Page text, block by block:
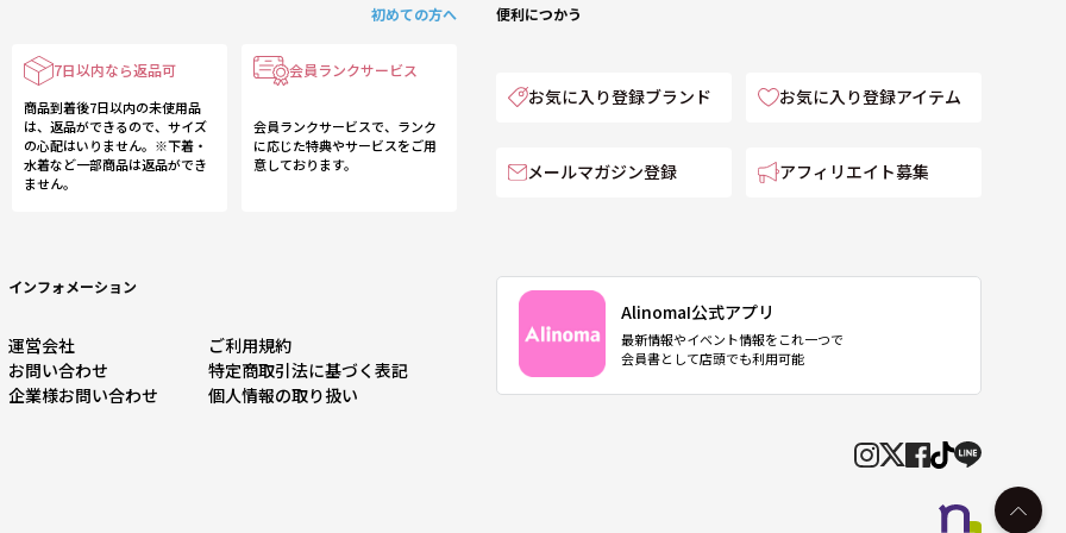
初めての方へ
7日以内なら返品可
商品到着後7日以内の未使用品
は、返品ができるので、サイズ
の心配はいりません。※下着・
水着など一部商品は返品ができ
ません。
会員ランクサービス
会員ランクサービスで、ランク
に応じた特典やサービスをご用
意しております。
便利につかう
お気に入り登録ブランド お気に入り登録アイテム
メールマガジン登録 アフィリエイト募集
インフォメーション
運営会社
ご利用規約
お問い合わせ
特定商取引法に基づく表記
企業様お問い合わせ
個人情報の取り扱い
AlinomaI公式アプリ
最新情報やイベント情報をこれ一つで
会員書として店頭でも利用可能